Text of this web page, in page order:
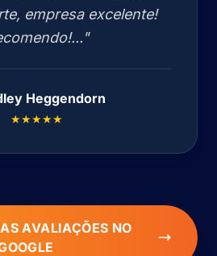
empresa excelente!
Heggendorn
★★★★★
AVALIAÇÕES NO